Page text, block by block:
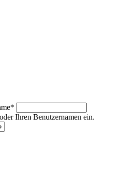
*
Ihren Benutzernamen ein.